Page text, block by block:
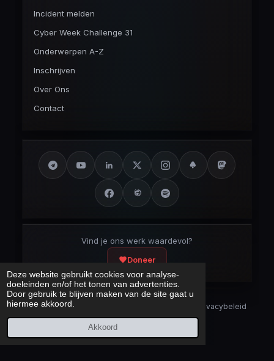
Deze website gebruikt cookies voor analyse-
doeleinden en/of het tonen van advertenties.
Door gebruik te blijven maken van de site gaat u
hiermee akkoord.
Akkoord
Incident melden
Cyber Week Challenge 31
Onderwerpen A-Z
Inschrijven
Over Ons
Contact
Vind je ons werk waardevol?
Doneer
Security Disclaimer
Privacybeleid
CookieverklaringSitemap
Laatst bijgewerkt: